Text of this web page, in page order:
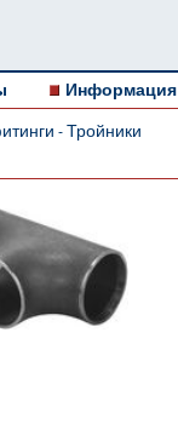
Информация
- Тройники